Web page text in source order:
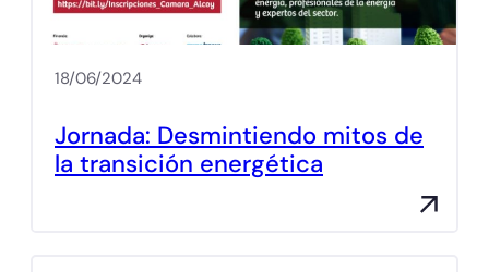
18/06/2024
Jornada: Desmintiendo mitos de
la transición energética